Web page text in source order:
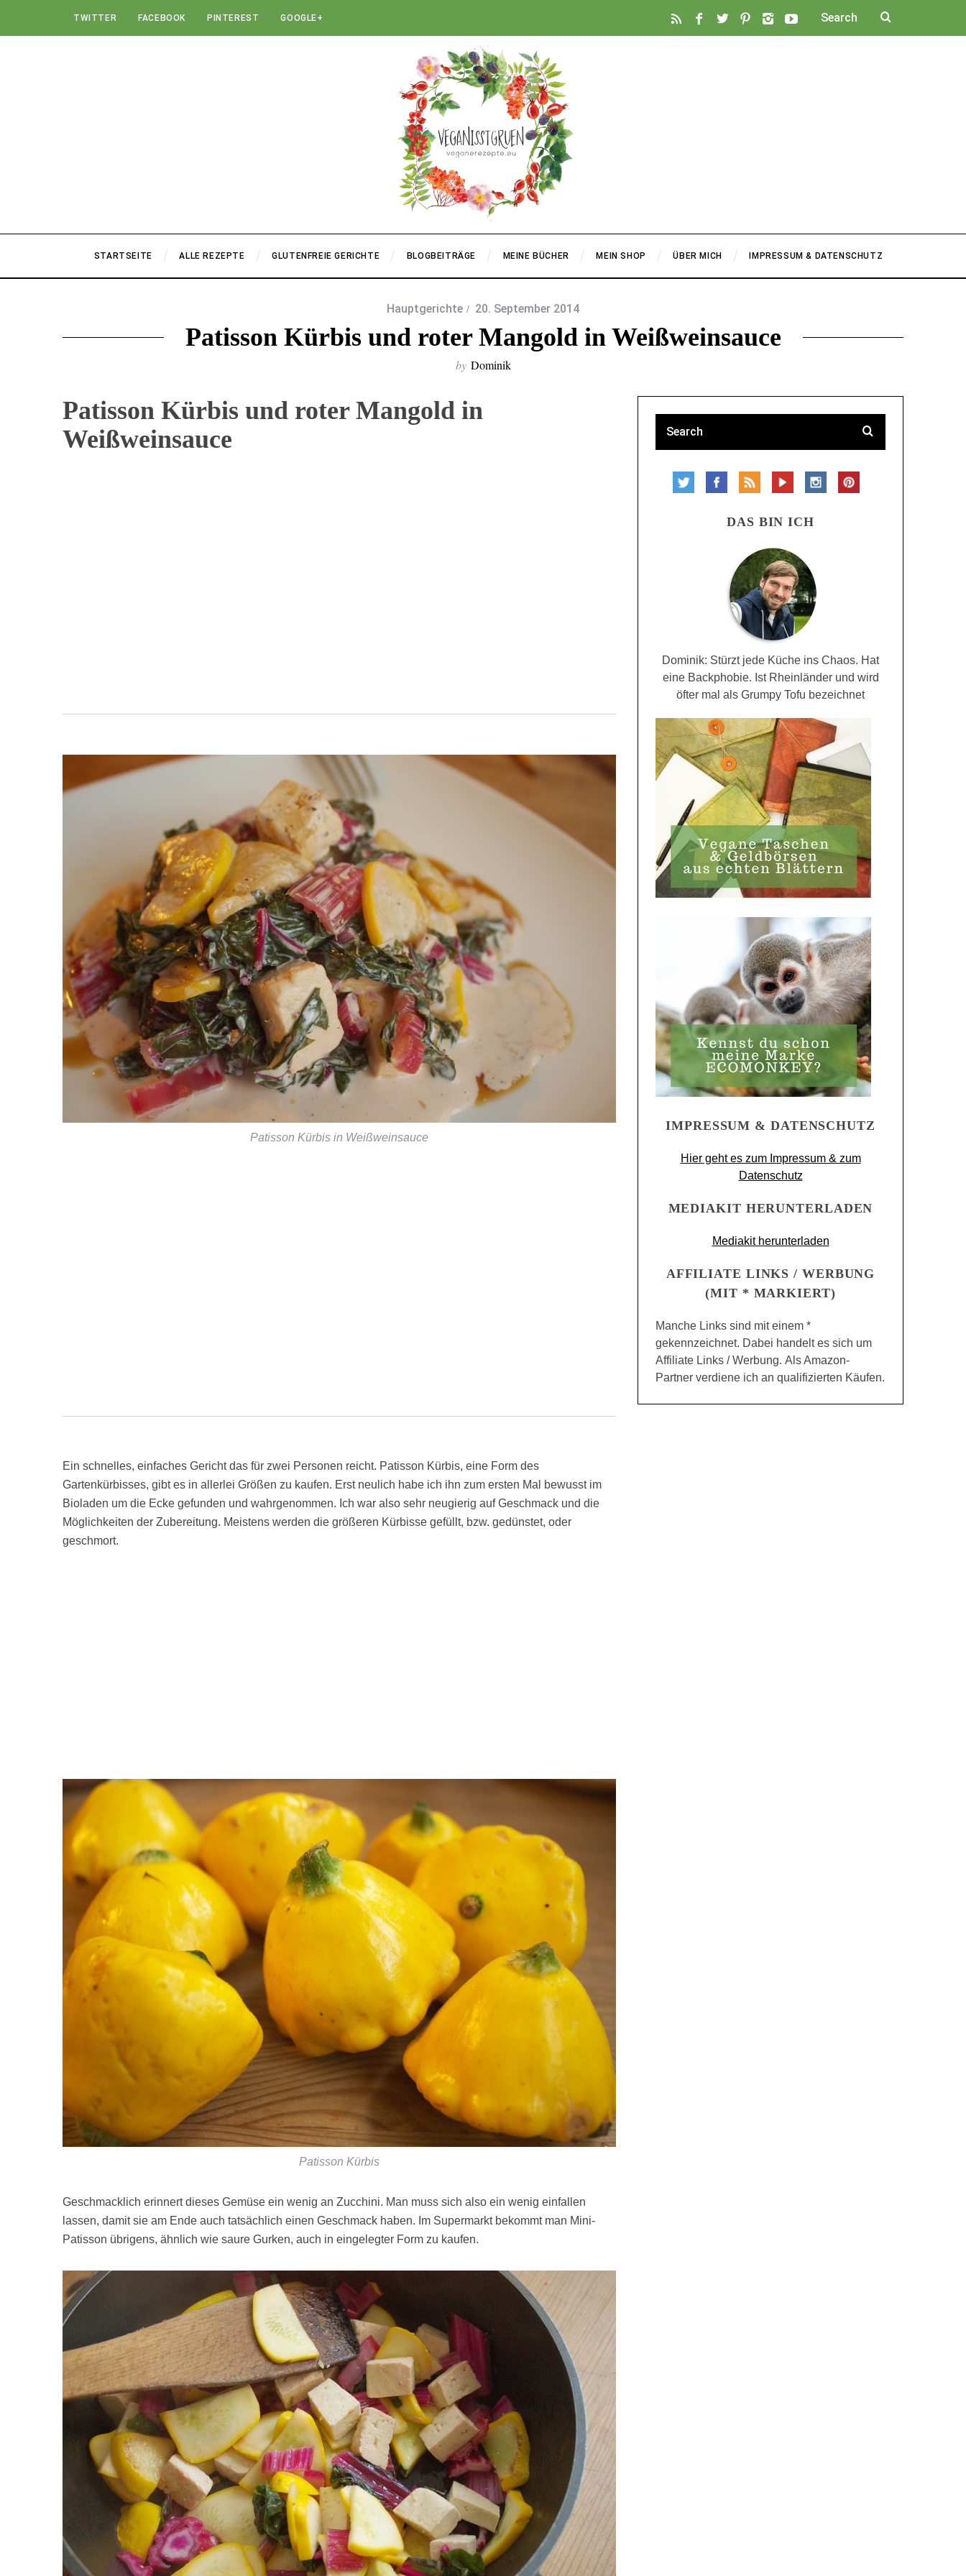
TWITTER FACEBOOK PINTEREST GOOGLE+
STARTSEITE ALLE REZEPTE GLUTENFREIE GERICHTE BLOGBEITRÄGE MEINE BÜCHER MEIN SHOP ÜBER MICH IMPRESSUM & DATENSCHUTZ
Hauptgerichte 20. September 2014
Patisson Kürbis und roter Mangold in Weißweinsauce
by Dominik
Patisson Kürbis und roter Mangold in
Weißweinsauce
Patisson Kürbis in Weißweinsauce
Ein schnelles, einfaches Gericht das für zwei Personen reicht. Patisson Kürbis, eine Form des
Gartenkürbisses, gibt es in allerlei Größen zu kaufen. Erst neulich habe ich ihn zum ersten Mal bewusst im
Bioladen um die Ecke gefunden und wahrgenommen. Ich war also sehr neugierig auf Geschmack und die
Möglichkeiten der Zubereitung. Meistens werden die größeren Kürbisse gefüllt, bzw. gedünstet, oder
geschmort.
Patisson Kürbis
Geschmacklich erinnert dieses Gemüse ein wenig an Zucchini. Man muss sich also ein wenig einfallen
lassen, damit sie am Ende auch tatsächlich einen Geschmack haben. Im Supermarkt bekommt man Mini-
Patisson übrigens, ähnlich wie saure Gurken, auch in eingelegter Form zu kaufen.
DAS BIN ICH
Dominik: Stürzt jede Küche ins Chaos. Hat
eine Backphobie. Ist Rheinländer und wird
öfter mal als Grumpy Tofu bezeichnet
IMPRESSUM & DATENSCHUTZ
Hier geht es zum Impressum & zum
Datenschutz
MEDIAKIT HERUNTERLADEN
Mediakit herunterladen
AFFILIATE LINKS / WERBUNG
(MIT * MARKIERT)
Manche Links sind mit einem *
gekennzeichnet. Dabei handelt es sich um
Affiliate Links / Werbung. Als Amazon-
Partner verdiene ich an qualifizierten Käufen.